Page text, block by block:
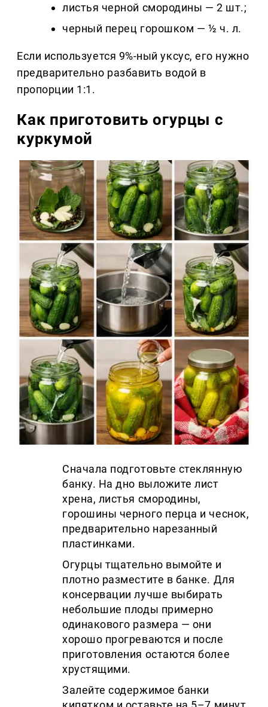
листья черной смородины — 2 шт.;
черный перец горошком — ½ ч. л.
Если используется 9%-ный уксус, его нужно
предварительно разбавить водой в
пропорции 1:1.
Как приготовить огурцы с
куркумой
Сначала подготовьте стеклянную
банку. На дно выложите лист
хрена, листья смородины,
горошины черного перца и чеснок,
предварительно нарезанный
пластинками.
Огурцы тщательно вымойте и
плотно разместите в банке. Для
консервации лучше выбирать
небольшие плоды примерно
одинакового размера — они
хорошо прогреваются и после
приготовления остаются более
хрустящими.
Залейте содержимое банки